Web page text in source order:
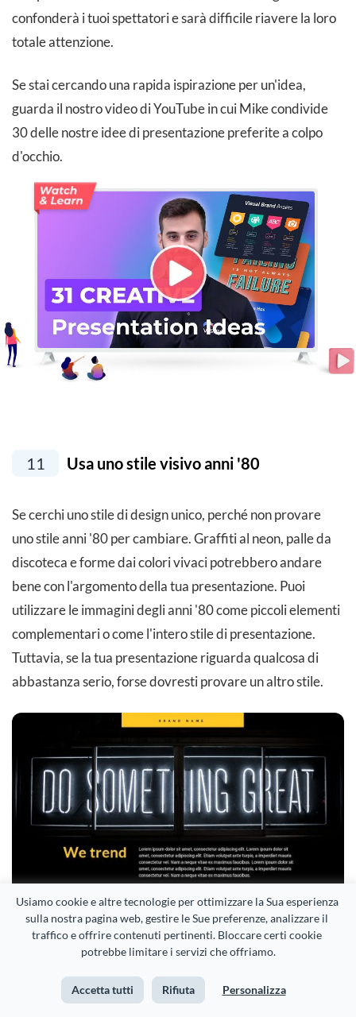
Usiamo cookie e altre tecnologie per ottimizzare la Sua esperienza
sulla nostra pagina web, gestire le Sue preferenze, analizzare il
traffico e offrire contenuti pertinenti. Bloccare certi cookie
potrebbe limitare i servizi che offriamo.
Accetta tutti Rifiuta Personalizza
confonderà i tuoi spettatori e sarà difficile riavere la loro
totale attenzione.
Se stai cercando una rapida ispirazione per un'idea,
guarda il nostro video di YouTube in cui Mike condivide
30 delle nostre idee di presentazione preferite a colpo
d'occhio.
11 Usa uno stile visivo anni '80
Se cerchi uno stile di design unico, perché non provare
uno stile anni '80 per cambiare. Graffiti al neon, palle da
discoteca e forme dai colori vivaci potrebbero andare
bene con l'argomento della tua presentazione. Puoi
utilizzare le immagini degli anni '80 come piccoli elementi
complementari o come l'intero stile di presentazione.
Tuttavia, se la tua presentazione riguarda qualcosa di
abbastanza serio, forse dovresti provare un altro stile.
Personalizza questo modello e rendilo tuo!
Modifica e Scarica